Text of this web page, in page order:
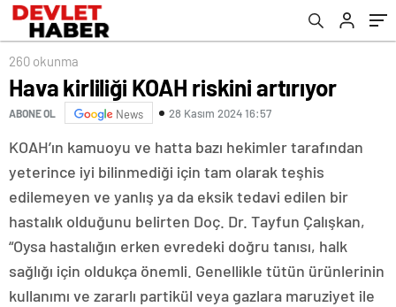
260 okunma
Hava kirliliği KOAH riskini artırıyor
ABONE OL News 28 Kasım 2024 16:57
KOAH’ın kamuoyu ve hatta bazı hekimler tarafından
yeterince iyi bilinmediği için tam olarak teşhis
edilemeyen ve yanlış ya da eksik tedavi edilen bir
hastalık olduğunu belirten Doç. Dr. Tayfun Çalışkan,
“Oysa hastalığın erken evredeki doğru tanısı, halk
sağlığı için oldukça önemli. Genellikle tütün ürünlerinin
kullanımı ve zararlı partikül veya gazlara maruziyet ile